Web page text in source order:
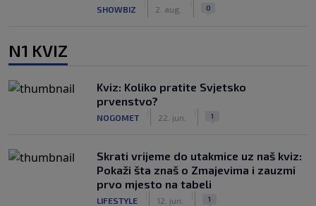
SHOWBIZ 2. aug. 0
N1 KVIZ
Kviz: Koliko pratite Svjetsko
prvenstvo?
NOGOMET 22. jun. 1
Skrati vrijeme do utakmice uz naš kviz:
Pokaži šta znaš o Zmajevima i zauzmi
prvo mjesto na tabeli
LIFESTYLE 12. jun. 1